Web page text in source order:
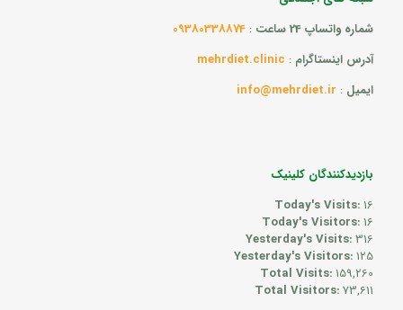
شماره واتساپ 24 ساعت
:
09380338874
آدرس اینستاگرام :
mehrdiet.clinic
ایمیل :
info@mehrdiet.ir
بازدیدکنندگان کلینیک
Today's Visits:16
Today's Visitors:16
Yesterday's Visits:316
Yesterday's Visitors:125
Total Visits:159,260
Total Visitors:73,611